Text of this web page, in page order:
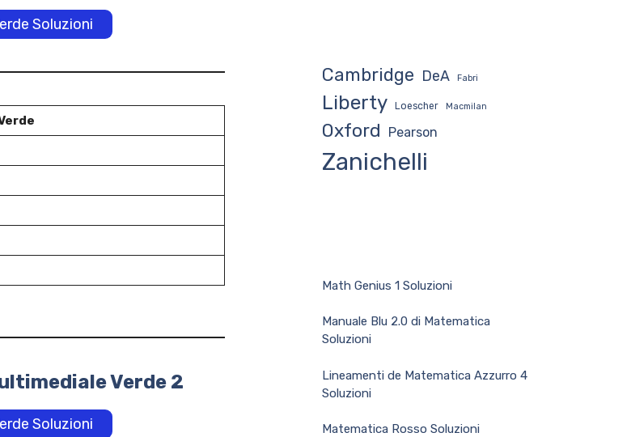
Soluzioni
Verde 2
Soluzioni
Cambridge DeA Fabri
Liberty Loescher Macmilan
Oxford Pearson
Zanichelli
Math Genius 1 Soluzioni
Manuale Blu 2.0 di Matematica
Soluzioni
Lineamenti de Matematica Azzurro 4
Soluzioni
Matematica Rosso Soluzioni